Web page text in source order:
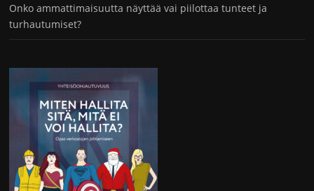
Onko ammattimaisuutta näyttää vai piilottaa tunteet ja
turhautumiset?